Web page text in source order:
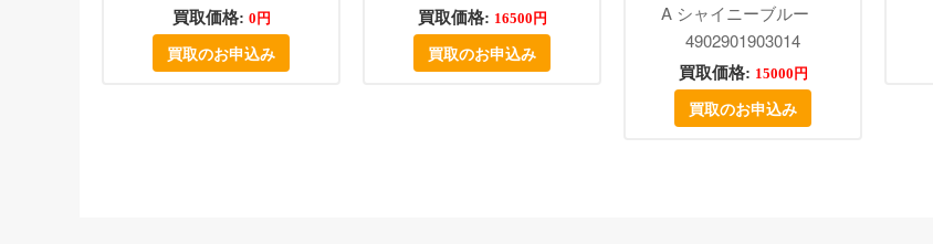
買取価格: 0円
買取のお申込み
買取価格: 16500円
買取のお申込み
A シャイニーブルー
4902901903014
買取価格: 15000円
買取のお申込み